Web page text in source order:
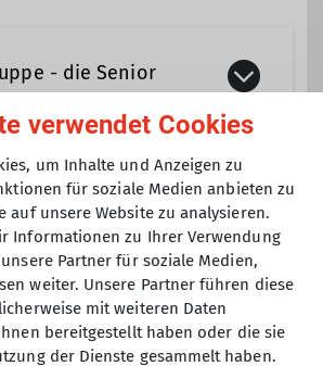
- die Senior
Seniorinnen und
die Freude am Wandern, an
und der Gemeinschaft
gibt keine Altersgrenze
oder oben. Wir bieten von
Wanderung bis zu
Touren in den Alpen
tak.de
verwendet Cookies
um Inhalte und Anzeigen zu
für soziale Medien anbieten zu
auf unsere Website zu analysieren.
Informationen zu Ihrer Verwendung
Partner für soziale Medien,
weiter. Unsere Partner führen diese
mit weiteren Daten
bereitgestellt haben oder die sie
der Dienste gesammelt haben.